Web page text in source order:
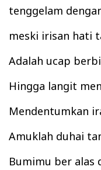
tenggelam
meski irisan hati
Adalah ucap
Hingga langit m
Mendentumkan
Amuklah duhai
Bumimu ber alas